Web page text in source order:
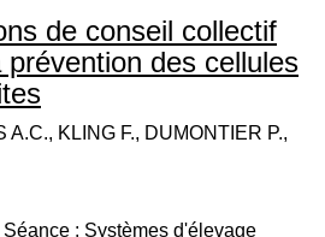
de conseil collectif
prévention des cellules
KLING F., DUMONTIER P.,
: Systèmes d'élevage